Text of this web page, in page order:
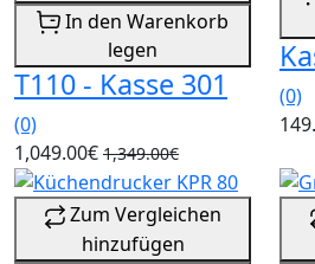
legen
T110 - Kasse 301
(0)
1,049.00€ 1,349.00€
(0)
Zum Vergleichen
hinzufügen